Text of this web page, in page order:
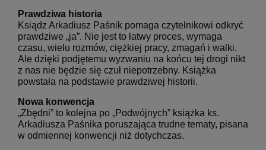
Prawdziwa historia
Ksiądz Arkadiusz Paśnik pomaga czytelnikowi odkryć
prawdziwe „ja”. Nie jest to łatwy proces, wymaga
czasu, wielu rozmów, ciężkiej pracy, zmagań i walki.
Ale dzięki podjętemu wyzwaniu na końcu tej drogi nikt
z nas nie będzie się czuł niepotrzebny. Książka
powstała na podstawie prawdziwej historii.
Nowa konwencja
„Zbędni” to kolejna po „Podwójnych” książka ks.
Arkadiusza Paśnika poruszająca trudne tematy, pisana
w odmiennej konwencji niż dotychczas.